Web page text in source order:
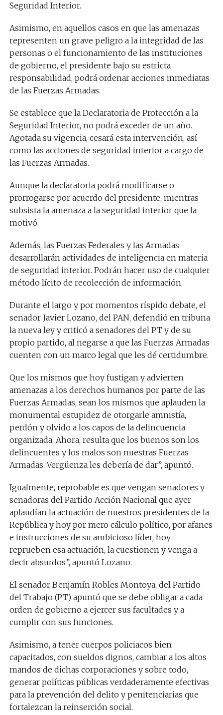
Seguridad Interior.
Asimismo, en aquellos casos en que las amenazas
representen un grave peligro a la integridad de las
personas o el funcionamiento de las instituciones
de gobierno, el presidente bajo su estricta
responsabilidad, podrá ordenar acciones inmediatas
de las Fuerzas Armadas.
Se establece que la Declaratoria de Protección a la
Seguridad Interior, no podrá exceder de un año.
Agotada su vigencia, cesará esta intervención, así
como las acciones de seguridad interior a cargo de
las Fuerzas Armadas.
Aunque la declaratoria podrá modificarse o
prorrogarse por acuerdo del presidente, mientras
subsista la amenaza a la seguridad interior que la
motivó.
Además, las Fuerzas Federales y las Armadas
desarrollarán actividades de inteligencia en materia
de seguridad interior. Podrán hacer uso de cualquier
método lícito de recolección de información.
Durante el largo y por momentos ríspido debate, el
senador Javier Lozano, del PAN, defendió en tribuna
la nueva ley y criticó a senadores del PT y de su
propio partido, al negarse a que las Fuerzas Armadas
cuenten con un marco legal que les dé certidumbre.
Que los mismos que hoy fustigan y advierten
amenazas a los derechos humanos por parte de las
Fuerzas Armadas, sean los mismos que aplauden la
monumental estupidez de otorgarle amnistía,
perdón y olvido a los capos de la delincuencia
organizada. Ahora, resulta que los buenos son los
delincuentes y los malos son nuestras Fuerzas
Armadas. Vergüenza les debería de dar”, apuntó.
Igualmente, reprobable es que vengan senadores y
senadoras del Partido Acción Nacional que ayer
aplaudían la actuación de nuestros presidentes de la
República y hoy por mero cálculo político, por afanes
e instrucciones de su ambicioso líder, hoy
reprueben esa actuación, la cuestionen y venga a
decir absurdos”, apuntó Lozano.
El senador Benjamín Robles Montoya, del Partido
del Trabajo (PT) apuntó que se debe obligar a cada
orden de gobierno a ejercer sus facultades y a
cumplir con sus funciones.
Asimismo, a tener cuerpos policiacos bien
capacitados, con sueldos dignos, cambiar a los altos
mandos de dichas corporaciones y sobre todo,
generar políticas públicas verdaderamente efectivas
para la prevención del delito y penitenciarias que
fortalezcan la reinserción social.